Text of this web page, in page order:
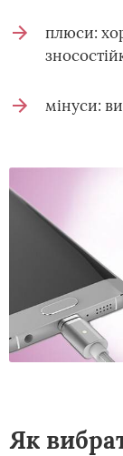
плюси:
мінуси:
Як